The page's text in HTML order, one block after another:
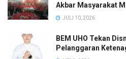
Akbar Masyarakat
JULI 10, 2026
BEM UHO Tekan
Pelanggaran